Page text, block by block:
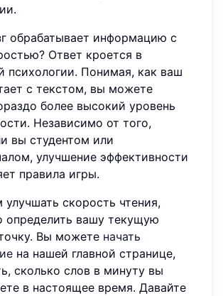
обрабатывает информацию с
Ответ кроется в
психологии. Понимая, как ваш
с текстом, вы можете
более высокий уровень
Независимо от того,
вы студентом или
улучшение эффективности
правила игры.
скорость чтения,
определить вашу текущую
Вы можете начать
на нашей главной странице,
сколько слов в минуту вы
в настоящее время. Давайте